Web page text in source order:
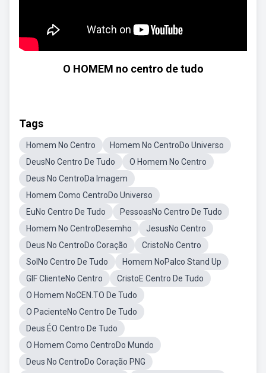
O HOMEM no centro de tudo
Tags
Homem No Centro
Homem No CentroDo Universo
DeusNo Centro De Tudo
O Homem No Centro
Deus No CentroDa Imagem
Homem Como CentroDo Universo
EuNo Centro De Tudo
PessoasNo Centro De Tudo
Homem No CentroDesemho
JesusNo Centro
Deus No CentroDo Coração
CristoNo Centro
SolNo Centro De Tudo
Homem NoPalco Stand Up
GIF ClienteNo Centro
CristoE Centro De Tudo
O Homem NoCEN.TO De Tudo
O PacienteNo Centro De Tudo
Deus ÉO Centro De Tudo
O Homem Como CentroDo Mundo
Deus No CentroDo Coração PNG